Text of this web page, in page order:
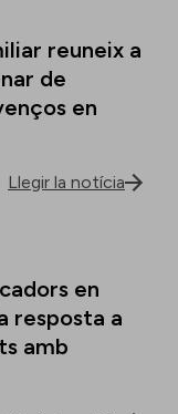
reuneix a
de
en
Llegir la notícia
en
resposta a
amb